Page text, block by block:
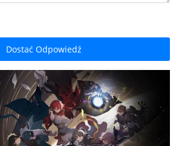
Dostać Odpowiedź